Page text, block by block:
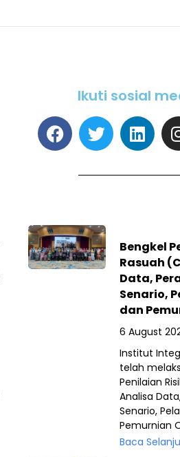
Ikuti sosial
Bengkel
Rasuah
Data,
Senario,
dan
6 August
Institut
telah
Penilaian
Analisa
Senario,
Pemurnian
Baca